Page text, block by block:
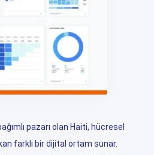
pazarı olan Haiti, hücresel
farklı bir dijital ortam sunar.